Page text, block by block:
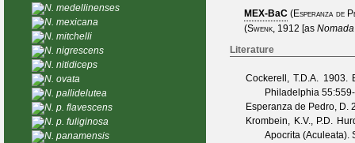
MEX-BaC (Esperanza de
(Swenk, 1912 [as
Literature
Cockerell, T.D.A. 1903.
Philadelphia 55
Esperanza de Pedro, D.
Krombein, K.V., P.D.
Apocrita (Aculeata).
N. medellinenses
N. mexicana
N. mitchelli
N. nigrescens
N. nitidiceps
N. ovata
N. pallidelutea
N. p. flavescens
N. p. fuliginosa
N. panamensis